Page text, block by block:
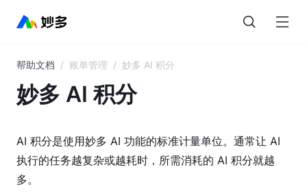
目
录
多
AI
帮助文档 / 账单管理 / 妙多 AI 积分
妙多 AI 积分
AI 积分是使用妙多 AI 功能的标准计量单位。通常让 AI
执行的任务越复杂或越耗时，所需消耗的 AI 积分就越
多。